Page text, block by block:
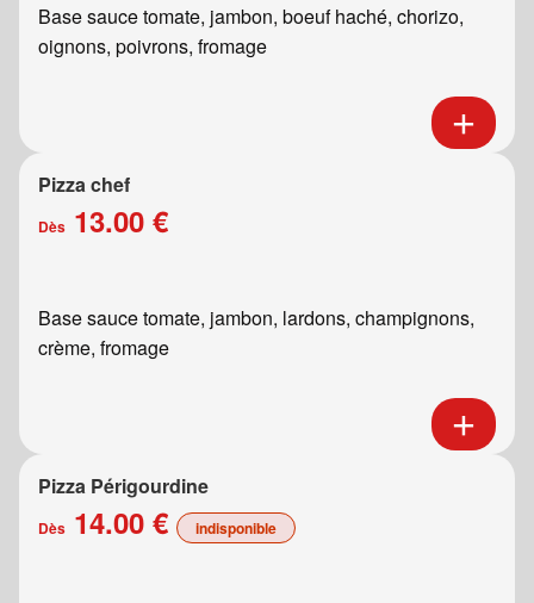
Base sauce tomate, jambon, boeuf haché, chorizo,
oignons, poivrons, fromage
Pizza chef
Dès 13.00 €
Base sauce tomate, jambon, lardons, champignons,
crème, fromage
Pizza Périgourdine
Dès 14.00 € indisponible